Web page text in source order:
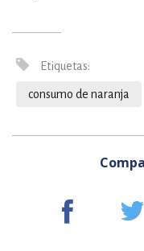
Etiquetas:
consumo de naranja